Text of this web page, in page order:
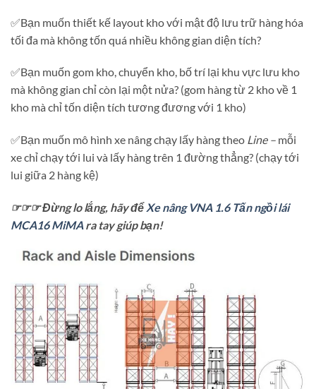
✅Bạn muốn thiết kế layout kho với mật độ lưu trữ hàng hóa
tối đa mà không tốn quá nhiều không gian diện tích?
✅Bạn muốn gom kho, chuyển kho, bố trí lại khu vực lưu kho
mà không gian chỉ còn lại một nửa? (gom hàng từ 2 kho về 1
kho mà chỉ tốn diện tích tương đương với 1 kho)
✅Bạn muốn mô hình xe nâng chạy lấy hàng theo Line – mỗi
xe chỉ chạy tới lui và lấy hàng trên 1 đường thẳng? (chạy tới
lui giữa 2 hàng kệ)
☞☞☞ Đừng lo lắng, hãy đểXe nâng VNA 1.6 Tấn ngồi lái
MCA16 MiMAra tay giúp bạn!